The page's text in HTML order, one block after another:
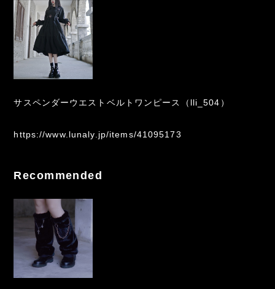
サスペンダーウエストベルトワンピース（lli_504）
https://www.lunaly.jp/items/41095173
Recommended